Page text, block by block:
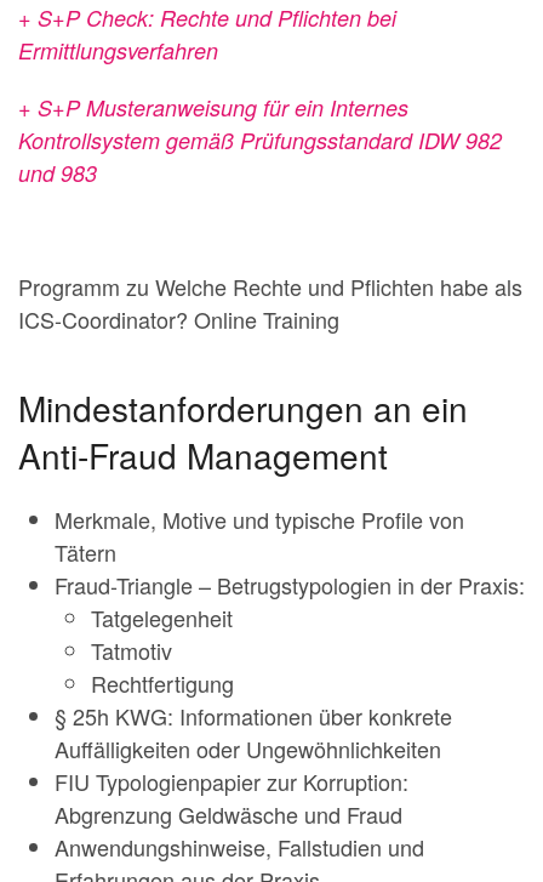
+ S+P Check: Rechte und Pflichten bei
Ermittlungsverfahren
+ S+P Musteranweisung für ein Internes
Kontrollsystem gemäß Prüfungsstandard IDW 982
und 983
Programm zu Welche Rechte und Pflichten habe als
ICS-Coordinator? Online Training
Mindestanforderungen an ein
Anti-Fraud Management
Merkmale, Motive und typische Profile von
Tätern
Fraud-Triangle – Betrugstypologien in der Praxis:
Tatgelegenheit
Tatmotiv
Rechtfertigung
§ 25h KWG: Informationen über konkrete
Auffälligkeiten oder Ungewöhnlichkeiten
FIU Typologienpapier zur Korruption:
Abgrenzung Geldwäsche und Fraud
Anwendungshinweise, Fallstudien und